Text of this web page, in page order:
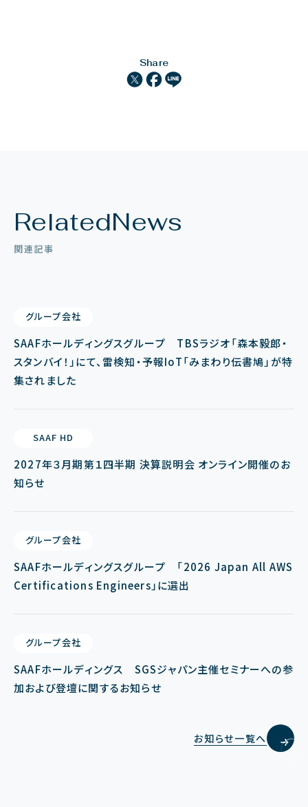
Share
RelatedNews
関連記事
お知らせ一覧へ
グループ会社
SAAFホールディングスグループ TBSラジオ「森本毅郎・
スタンバイ！」にて、雷検知・予報IoT「みまわり伝書鳩」が特
集されました
SAAF HD
2027年３月期第１四半期 決算説明会 オンライン開催のお
知らせ
グループ会社
SAAFホールディングスグループ 「2026 Japan All AWS
Certifications Engineers」に選出
グループ会社
SAAFホールディングス SGSジャパン主催セミナーへの参
加および登壇に関するお知らせ